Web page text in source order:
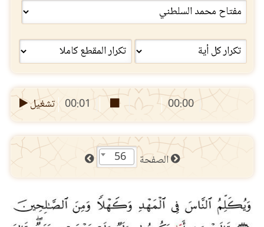
00:00
00:01 تشغيل
الصفحة 56